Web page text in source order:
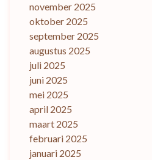
november 2025
oktober 2025
september 2025
augustus 2025
juli 2025
juni 2025
mei 2025
april 2025
maart 2025
februari 2025
januari 2025